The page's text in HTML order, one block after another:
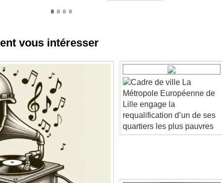
Métropole Européenne de
Lille engage la
requalification d’un de ses
quartiers les plus pauvres